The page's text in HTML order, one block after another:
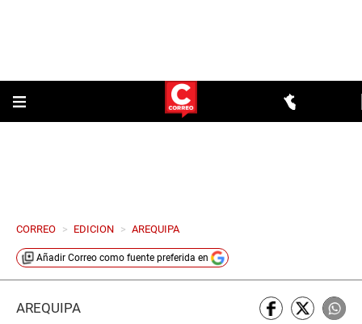
CORREO > EDICION > AREQUIPA
Añadir Correo como fuente preferida en
AREQUIPA